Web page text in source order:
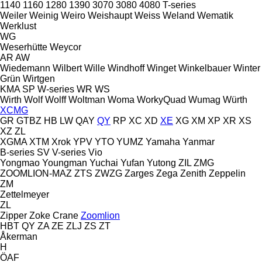
1140 1160 1280 1390 3070 3080 4080 T-series
Weiler Weinig Weiro Weishaupt Weiss Weland Wematik
Werklust
WG
Weserhütte Weycor
AR AW
Wiedemann Wilbert Wille Windhoff Winget Winkelbauer Winter
Grün Wirtgen
KMA SP W-series WR WS
Wirth Wolf Wolff Woltman Woma WorkyQuad Wumag Würth
XCMG
GR GTBZ HB LW QAY QY RP XC XD XE XG XM XP XR XS
XZ ZL
XGMA XTM Xrok YPV YTO YUMZ Yamaha Yanmar
B-series SV V-series Vio
Yongmao Youngman Yuchai Yufan Yutong ZIL ZMG
ZOOMLION-MAZ ZTS ZWZG Zarges Zega Zenith Zeppelin
ZM
Zettelmeyer
ZL
Zipper Zoke Crane Zoomlion
HBT QY ZA ZE ZLJ ZS ZT
Åkerman
H
ÖAF